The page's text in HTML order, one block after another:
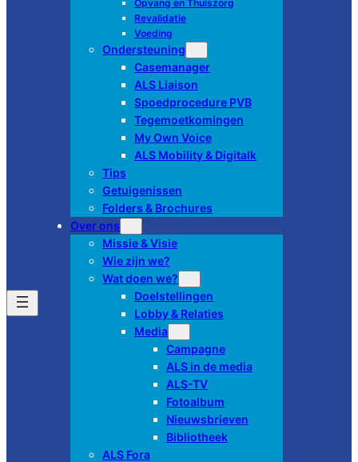
Opvang en Thuiszorg
Revalidatie
Voeding
Ondersteuning
Casemanager
ALS Liaison
Spoedprocedure PVB
Tegemoetkomingen
My Own Voice
ALS Mobility & Digitalk
Tips
Getuigenissen
Folders & Brochures
Over ons
Missie & Visie
Wie zijn we?
Wat doen we?
Doelstellingen
Lobby & Relaties
Media
Campagne
ALS in de media
ALS-TV
Fotoalbum
Nieuwsbrieven
Bibliotheek
ALS Fora